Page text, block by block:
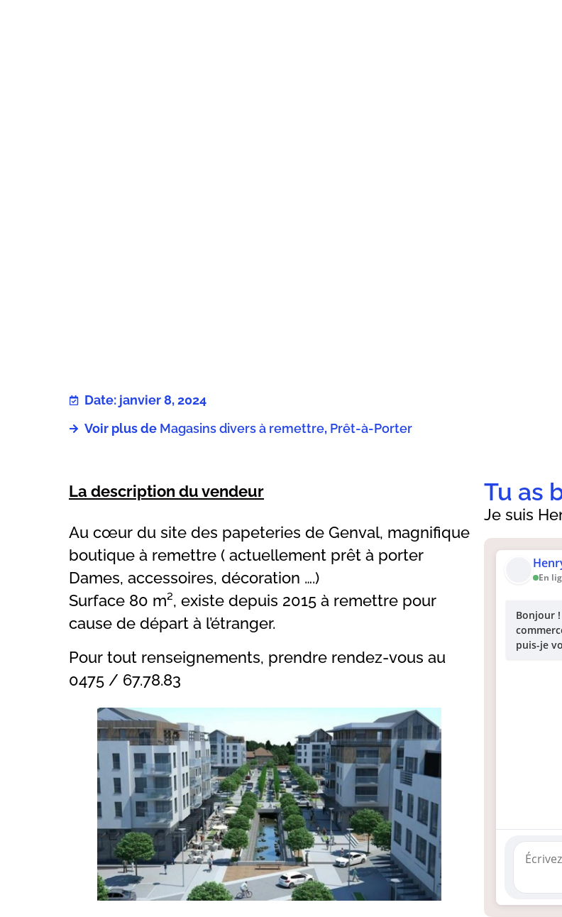
Date: janvier 8, 2024
Voir plus de Magasins divers à remettre, Prêt-à-Porter
La description du vendeur
Au cœur du site des papeteries de Genval, magnifique
boutique à remettre ( actuellement prêt à porter
Dames, accessoires, décoration ….)
Surface 80 m², existe depuis 2015 à remettre pour
cause de départ à l’étranger.
Pour tout renseignements, prendre rendez-vous au
0475 / 67.78.83
En
Bonjour
puis-je
Je suis
Tu as